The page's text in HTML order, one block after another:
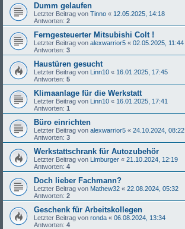
Dumm gelaufen
Letzter Beitrag von Tinno « 12.05.2025, 14:18
Antworten: 2
Ferngesteuerter Mitsubishi Colt !
Letzter Beitrag von alexwarrior5 « 02.05.2025, 11:44
Antworten: 3
Haustüren gesucht
Letzter Beitrag von Linn10 « 16.01.2025, 17:45
Antworten: 5
Klimaanlage für die Werkstatt
Letzter Beitrag von Linn10 « 16.01.2025, 17:41
Antworten: 1
Büro einrichten
Letzter Beitrag von alexwarrior5 « 24.10.2024, 08:22
Antworten: 3
Werkstattschrank für Autozubehör
Letzter Beitrag von Limburger « 21.10.2024, 12:19
Antworten: 4
Doch lieber Fachmann?
Letzter Beitrag von Mathew32 « 22.08.2024, 05:32
Antworten: 2
Geschenk für Arbeitskollegen
Letzter Beitrag von ronda « 06.08.2024, 13:34
Antworten: 4